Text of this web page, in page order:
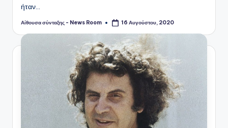
ήταν…
Συγγραφέας:
Αίθουσα σύνταξης - News Room 16 Αυγούστου, 2020